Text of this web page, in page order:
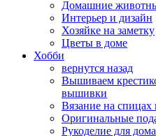
Домашние
Интерьер и дизайн
Хозяйке на заметку
Цветы в доме
Хобби
вернутся назад
Вышиваем
вышивки
Вязание на
Оригинальные
Рукоделие для дома